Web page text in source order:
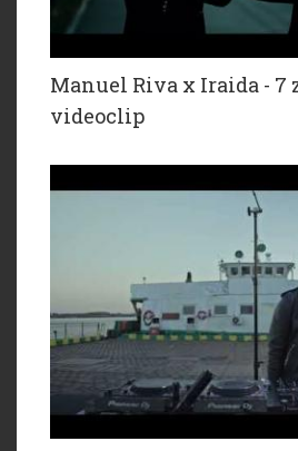
Manuel Riva x Iraida - 7
videoclip